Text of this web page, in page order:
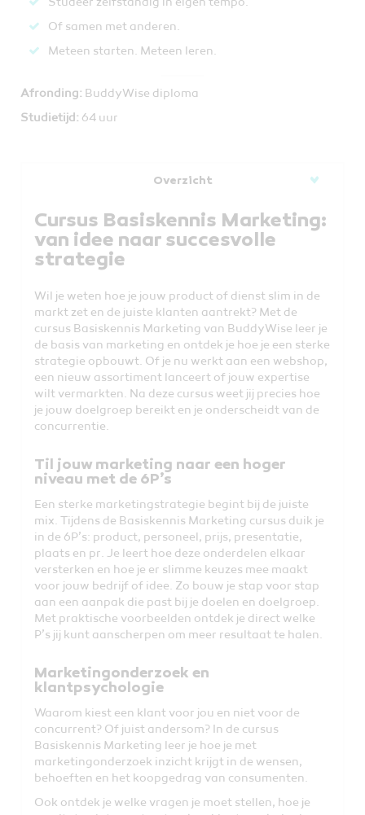
Of samen met anderen.
Meteen starten. Meteen leren​.
Afronding: BuddyWise diploma
Studietijd: 64 uur
Overzicht
Cursus Basiskennis Marketing:
van idee naar succesvolle
strategie
Wil je weten hoe je jouw product of dienst slim in de
markt zet en de juiste klanten aantrekt? Met de
cursus Basiskennis Marketing van BuddyWise leer je
de basis van marketing en ontdek je hoe je een sterke
strategie opbouwt. Of je nu werkt aan een webshop,
een nieuw assortiment lanceert of jouw expertise
wilt vermarkten. Na deze cursus weet jij precies hoe
je jouw doelgroep bereikt en je onderscheidt van de
concurrentie.
Til jouw marketing naar een hoger
niveau met de 6P’s
Een sterke marketingstrategie begint bij de juiste
mix. Tijdens de Basiskennis Marketing cursus duik je
in de 6P’s: product, personeel, prijs, presentatie,
plaats en pr. Je leert hoe deze onderdelen elkaar
versterken en hoe je er slimme keuzes mee maakt
voor jouw bedrijf of idee. Zo bouw je stap voor stap
aan een aanpak die past bij je doelen en doelgroep.
Met praktische voorbeelden ontdek je direct welke
P’s jij kunt aanscherpen om meer resultaat te halen.
Marketingonderzoek en
klantpsychologie
Waarom kiest een klant voor jou en niet voor de
concurrent? Of juist andersom? In de cursus
Basiskennis Marketing leer je hoe je met
marketingonderzoek inzicht krijgt in de wensen,
behoeften en het koopgedrag van consumenten.
Ook ontdek je welke vragen je moet stellen, hoe je